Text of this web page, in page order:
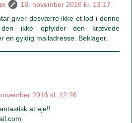
18. november 2016 kl. 13.17
giver desværre ikke et lod i denne
den ikke opfylder den krævede
en gyldig mailadresse. Beklager.
2016 kl. 12.26
at eje!!